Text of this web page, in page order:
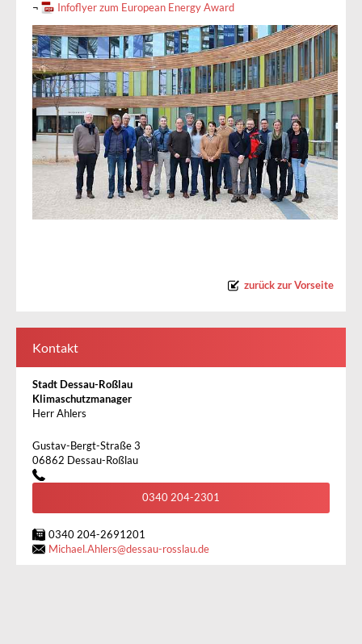
¬
Infoflyer zum European Energy Award
zurück zur Vorseite
Kontakt
Stadt Dessau-Roßlau
Klimaschutzmanager
Herr Ahlers
Gustav-Bergt-Straße 3
06862 Dessau-Roßlau
0340 204-2301
0340 204-2691201
Michael.Ahlers@dessau-rosslau.de